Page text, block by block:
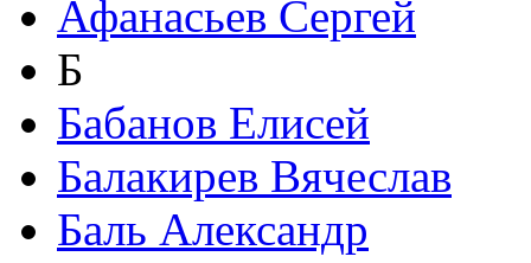
Афанасьев Сергей
Б
Бабанов Елисей
Балакирев Вячеслав
Баль Александр